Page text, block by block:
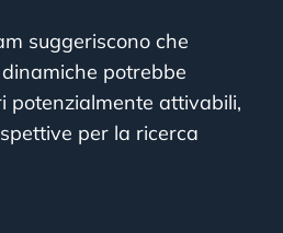
suggeriscono che
potrebbe
potenzialmente attivabili,
per la ricerca